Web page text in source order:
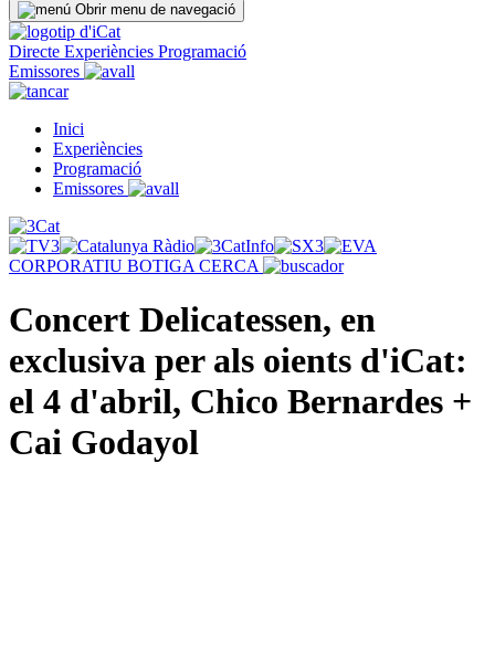
Obrir menu de navegació
Directe Experiències Programació
Emissores
Inici
Experiències
Programació
Emissores
CORPORATIU BOTIGA CERCA
Concert Delicatessen, en
exclusiva per als oients d'iCat:
el 4 d'abril, Chico Bernardes +
Cai Godayol